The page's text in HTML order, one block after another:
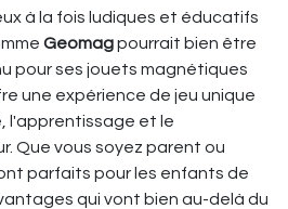
à la fois ludiques et éducatifs
Geomagpourrait bien être
pour ses jouets magnétiques
une expérience de jeu unique
l'apprentissage et le
Que vous soyez parent ou
parfaits pour les enfants de
qui vont bien au-delà du